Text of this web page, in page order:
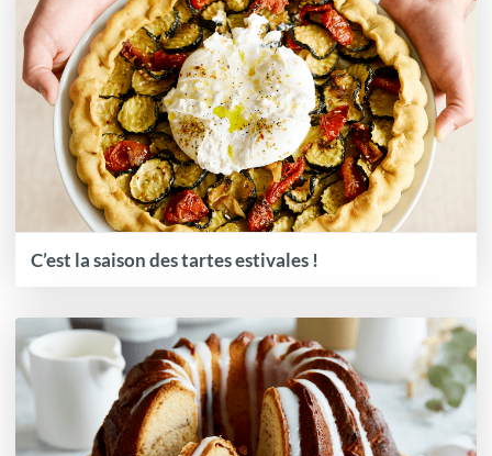
C’est la saison des tartes estivales !